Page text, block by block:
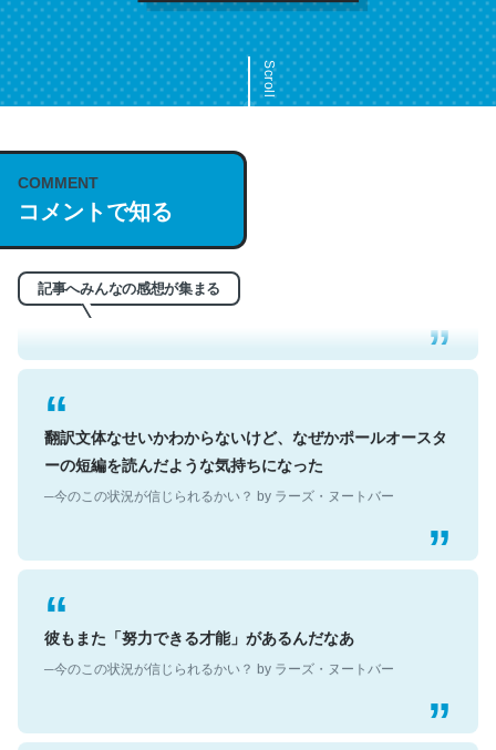
Scroll
COMMENT
コメントで知る
記事へみんなの感想が集まる
これは名文。彼はとてもクレバーなんだろうなと凄く思
う。英語少しでも読める人は原文もお勧め。自分はこの流
れ好き。Let’s Fucking Go. Then Covid hit. Shit.
─今のこの状況が信じられるかい？ by ラーズ・ヌートバー
翻訳文体なせいかわからないけど、なぜかポールオースタ
ーの短編を読んだような気持ちになった
─今のこの状況が信じられるかい？ by ラーズ・ヌートバー
彼もまた「努力できる才能」があるんだなあ
─今のこの状況が信じられるかい？ by ラーズ・ヌートバー